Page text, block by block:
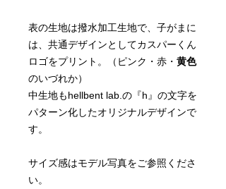
表の生地は撥水加工生地で、子がまに
は、共通デザインとしてカスパーくん
ロゴをプリント。（ピンク・赤・ 黄色
のいづれか）
中生地もhellbent lab.の『h』の文字を
パターン化したオリジナルデザインで
す。
サイズ感はモデル写真をご参照くださ
い。